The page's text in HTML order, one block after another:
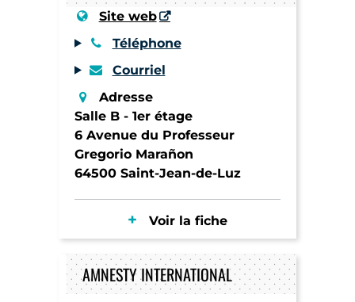
Site web
Téléphone
Courriel
Adresse
Salle B - 1er étage
6 Avenue du Professeur
Gregorio Marañon
64500 Saint-Jean-de-Luz
Voir la fiche
AMNESTY INTERNATIONAL